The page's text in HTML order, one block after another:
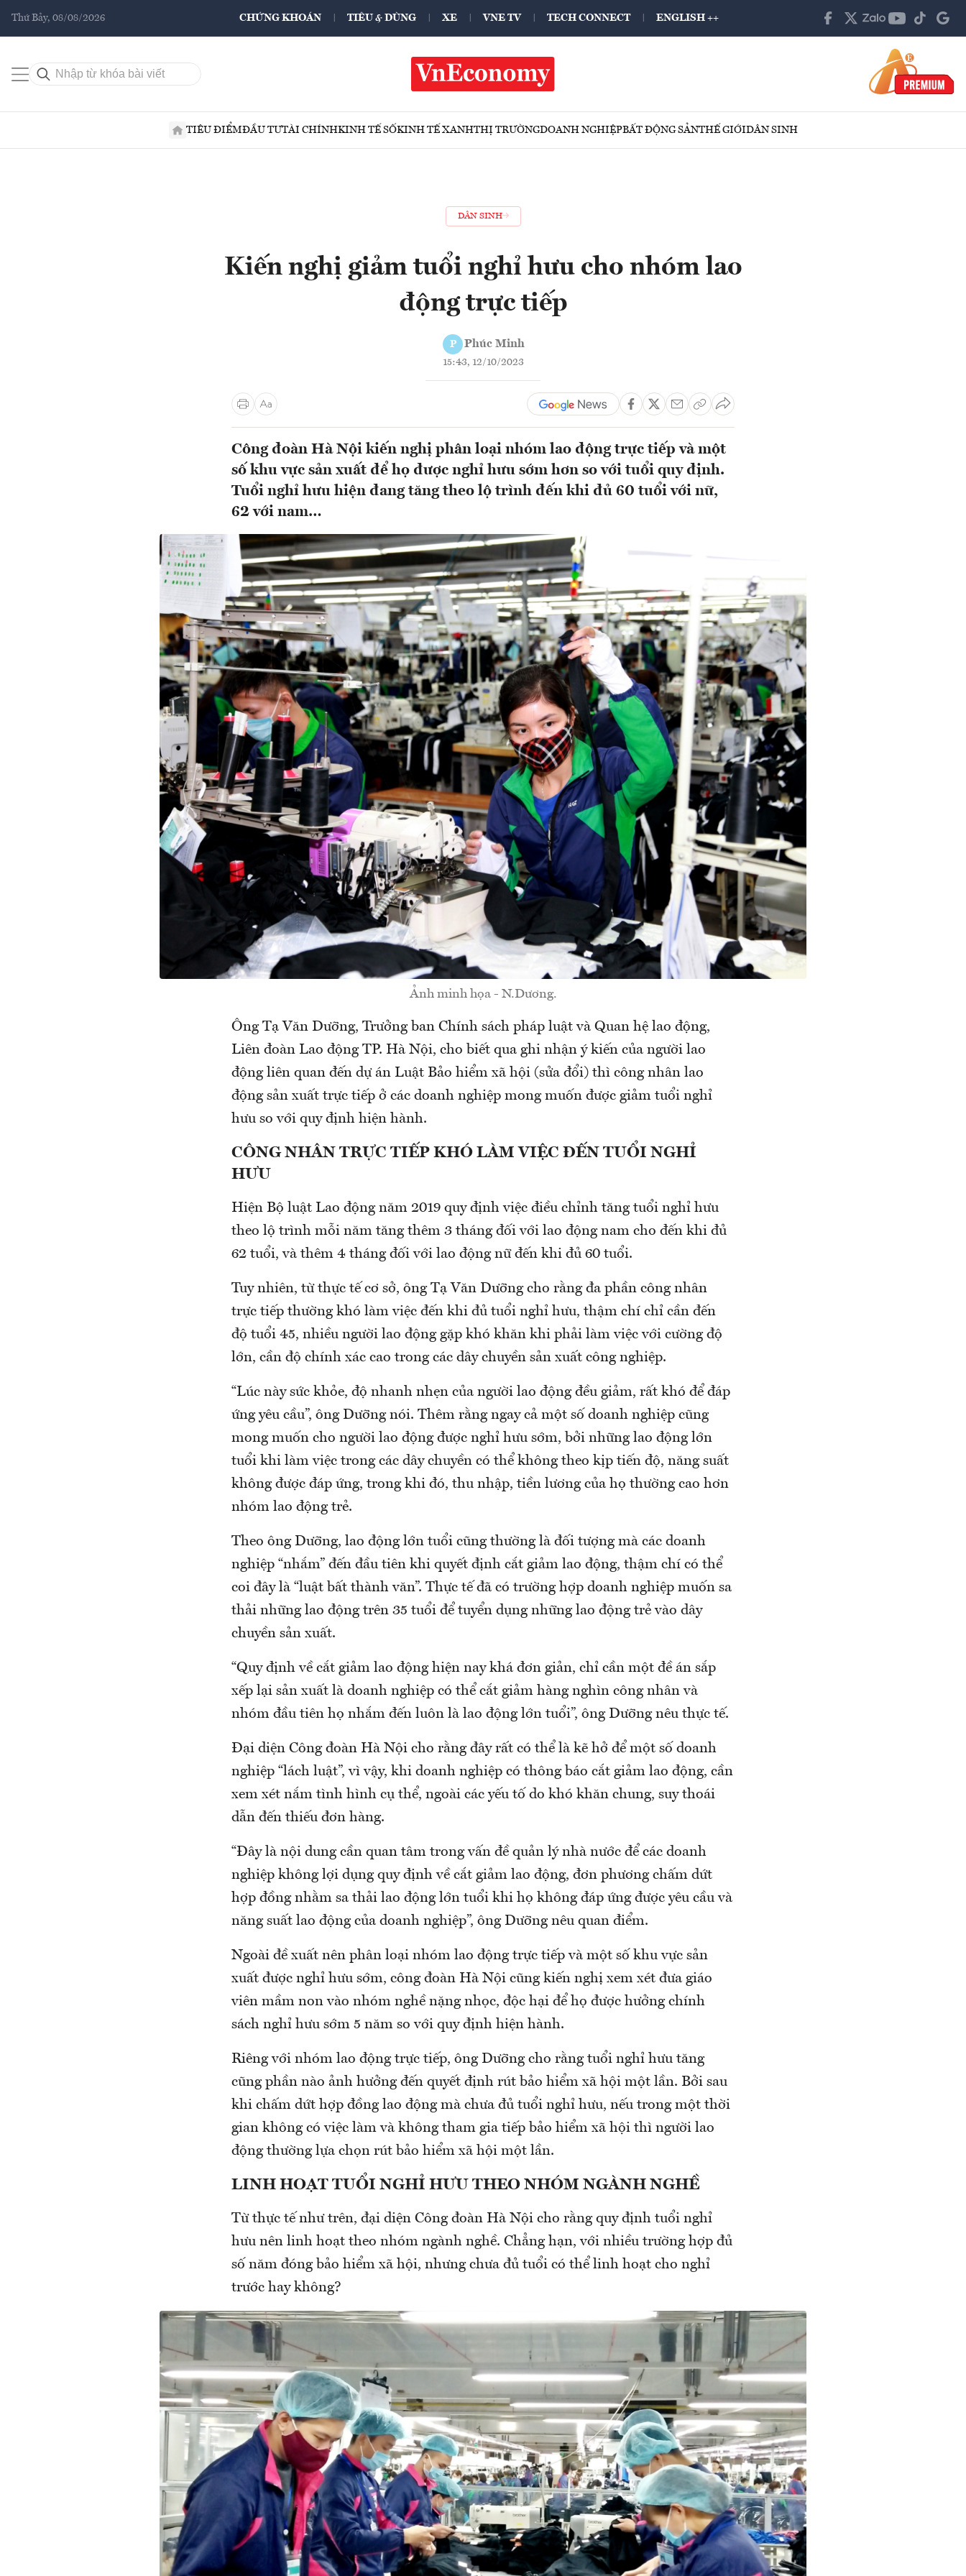
Thứ Bảy, 08/08/2026 CHỨNG KHOÁN TIÊU & DÙNG XE VNE TV TECH CONNECT ENGLISH ++
TIÊU ĐIỂMĐẦU TƯTÀI CHÍNHKINH TẾ SỐKINH TẾ XANHTHỊ TRƯỜNGDOANH NGHIỆPBẤT ĐỘNG SẢNTHẾ GIỚIDÂN SINH
DÂN SINH
Kiến nghị giảm tuổi nghỉ hưu cho nhóm lao
động trực tiếp
P Phúc Minh
15:43, 12/10/2023
Công đoàn Hà Nội kiến nghị phân loại nhóm lao động trực tiếp và một
số khu vực sản xuất để họ được nghỉ hưu sớm hơn so với tuổi quy định.
Tuổi nghỉ hưu hiện đang tăng theo lộ trình đến khi đủ 60 tuổi với nữ,
62 với nam…
Ảnh minh họa - N.Dương.
Ông Tạ Văn Dưỡng, Trưởng ban Chính sách pháp luật và Quan hệ lao động,
Liên đoàn Lao động TP. Hà Nội, cho biết qua ghi nhận ý kiến của người lao
động liên quan đến dự án Luật Bảo hiểm xã hội (sửa đổi) thì công nhân lao
động sản xuất trực tiếp ở các doanh nghiệp mong muốn được giảm tuổi nghỉ
hưu so với quy định hiện hành.
CÔNG NHÂN TRỰC TIẾP KHÓ LÀM VIỆC ĐẾN TUỔI NGHỈ
HƯU
Hiện Bộ luật Lao động năm 2019 quy định việc điều chỉnh tăng tuổi nghỉ hưu
theo lộ trình mỗi năm tăng thêm 3 tháng đối với lao động nam cho đến khi đủ
62 tuổi, và thêm 4 tháng đối với lao động nữ đến khi đủ 60 tuổi.
Tuy nhiên, từ thực tế cơ sở, ông Tạ Văn Dưỡng cho rằng đa phần công nhân
trực tiếp thường khó làm việc đến khi đủ tuổi nghỉ hưu, thậm chí chỉ cần đến
độ tuổi 45, nhiều người lao động gặp khó khăn khi phải làm việc với cường độ
lớn, cần độ chính xác cao trong các dây chuyền sản xuất công nghiệp.
“Lúc này sức khỏe, độ nhanh nhẹn của người lao động đều giảm, rất khó để đáp
ứng yêu cầu”, ông Dưỡng nói. Thêm rằng ngay cả một số doanh nghiệp cũng
mong muốn cho người lao động được nghỉ hưu sớm, bởi những lao động lớn
tuổi khi làm việc trong các dây chuyền có thể không theo kịp tiến độ, năng suất
không được đáp ứng, trong khi đó, thu nhập, tiền lương của họ thường cao hơn
nhóm lao động trẻ.
Theo ông Dưỡng, lao động lớn tuổi cũng thường là đối tượng mà các doanh
nghiệp “nhắm” đến đầu tiên khi quyết định cắt giảm lao động, thậm chí có thể
coi đây là “luật bất thành văn”. Thực tế đã có trường hợp doanh nghiệp muốn sa
thải những lao động trên 35 tuổi để tuyển dụng những lao động trẻ vào dây
chuyền sản xuất.
“Quy định về cắt giảm lao động hiện nay khá đơn giản, chỉ cần một đề án sắp
xếp lại sản xuất là doanh nghiệp có thể cắt giảm hàng nghìn công nhân và
nhóm đầu tiên họ nhắm đến luôn là lao động lớn tuổi”, ông Dưỡng nêu thực tế.
Đại diện Công đoàn Hà Nội cho rằng đây rất có thể là kẽ hở để một số doanh
nghiệp “lách luật”, vì vậy, khi doanh nghiệp có thông báo cắt giảm lao động, cần
xem xét nắm tình hình cụ thể, ngoài các yếu tố do khó khăn chung, suy thoái
dẫn đến thiếu đơn hàng.
“Đây là nội dung cần quan tâm trong vấn đề quản lý nhà nước để các doanh
nghiệp không lợi dụng quy định về cắt giảm lao động, đơn phương chấm dứt
hợp đồng nhằm sa thải lao động lớn tuổi khi họ không đáp ứng được yêu cầu và
năng suất lao động của doanh nghiệp”, ông Dưỡng nêu quan điểm.
Ngoài đề xuất nên phân loại nhóm lao động trực tiếp và một số khu vực sản
xuất được nghỉ hưu sớm, công đoàn Hà Nội cũng kiến nghị xem xét đưa giáo
viên mầm non vào nhóm nghề nặng nhọc, độc hại để họ được hưởng chính
sách nghỉ hưu sớm 5 năm so với quy định hiện hành.
Riêng với nhóm lao động trực tiếp, ông Dưỡng cho rằng tuổi nghỉ hưu tăng
cũng phần nào ảnh hưởng đến quyết định rút bảo hiểm xã hội một lần. Bởi sau
khi chấm dứt hợp đồng lao động mà chưa đủ tuổi nghỉ hưu, nếu trong một thời
gian không có việc làm và không tham gia tiếp bảo hiểm xã hội thì người lao
động thường lựa chọn rút bảo hiểm xã hội một lần.
LINH HOẠT TUỔI NGHỈ HƯU THEO NHÓM NGÀNH NGHỀ
Từ thực tế như trên, đại diện Công đoàn Hà Nội cho rằng quy định tuổi nghỉ
hưu nên linh hoạt theo nhóm ngành nghề. Chẳng hạn, với nhiều trường hợp đủ
số năm đóng bảo hiểm xã hội, nhưng chưa đủ tuổi có thể linh hoạt cho nghỉ
trước hay không?